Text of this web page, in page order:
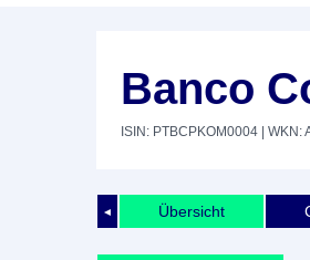
Banco
ISIN: PTBCPKOM0004 | WKN:
◄ Übersicht